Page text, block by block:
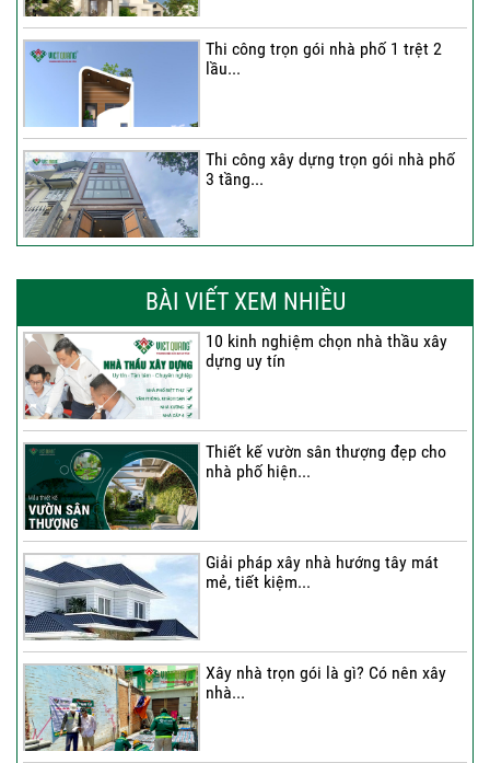
Thi công trọn gói nhà phố 1 trệt 2
lầu...
Thi công xây dựng trọn gói nhà phố
3 tầng...
Anh...
BÀI VIẾT XEM NHIỀU
10 kinh nghiệm chọn nhà thầu xây
dựng uy tín
Thiết kế vườn sân thượng đẹp cho
nhà phố hiện...
Giải pháp xây nhà hướng tây mát
mẻ, tiết kiệm...
Xây nhà trọn gói là gì? Có nên xây
nhà...